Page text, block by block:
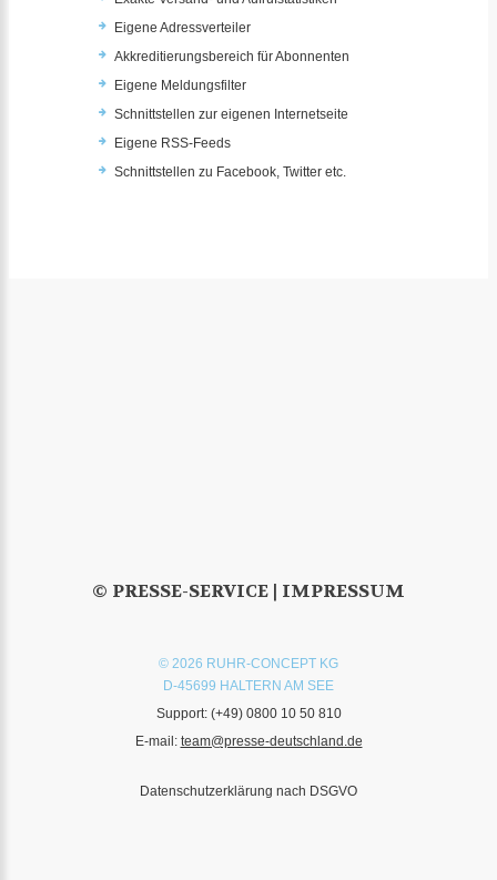
Eigene Adressverteiler
Akkreditierungsbereich für Abonnenten
Eigene Meldungsfilter
Schnittstellen zur eigenen Internetseite
Eigene RSS-Feeds
Schnittstellen zu Facebook, Twitter etc.
© PRESSE-SERVICE | IMPRESSUM
© 2026 RUHR-CONCEPT KG
D-45699 HALTERN AM SEE
Support: (+49) 0800 10 50 810
E-mail: team@presse-deutschland.de
Datenschutzerklärung nach DSGVO